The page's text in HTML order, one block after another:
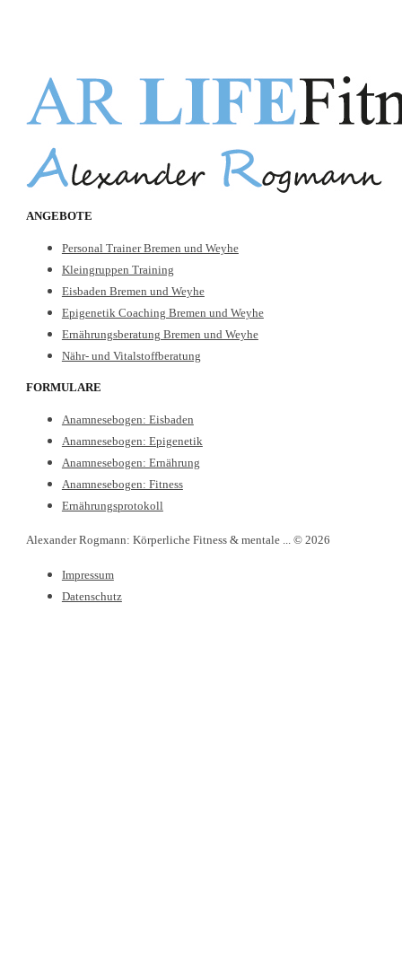
ANGEBOTE
Personal Trainer Bremen und Weyhe
Kleingruppen Training
Eisbaden Bremen und Weyhe
Epigenetik Coaching Bremen und Weyhe
Ernährungsberatung Bremen und Weyhe
Nähr- und Vitalstoffberatung
FORMULARE
Anamnesebogen: Eisbaden
Anamnesebogen: Epigenetik
Anamnesebogen: Ernährung
Anamnesebogen: Fitness
Ernährungsprotokoll
Alexander Rogmann: Körperliche Fitness & mentale ... © 2026
Impressum
Datenschutz